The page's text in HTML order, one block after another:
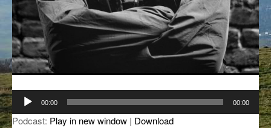
GROOVE N SUN
IL ÉTAIT UNE FOIS
L’ASTUCE DE LA PORTE EN BOIS
LA MINUTE LITTÉRAIRE
PLUS DE MIX
Lecteur
audio
00:00 00:00
Podcast: Play in new window | Download